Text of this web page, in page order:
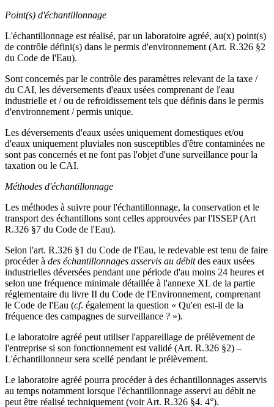
Point(s) d'échantillonnage
L'échantillonnage est réalisé, par un laboratoire agréé, au(x) point(s)
de contrôle défini(s) dans le permis d'environnement (Art. R.326 §2
du Code de l'Eau).
Sont concernés par le contrôle des paramètres relevant de la taxe /
du CAI, les déversements d'eaux usées comprenant de l'eau
industrielle et / ou de refroidissement tels que définis dans le permis
d'environnement / permis unique.
Les déversements d'eaux usées uniquement domestiques et/ou
d'eaux uniquement pluviales non susceptibles d'être contaminées ne
sont pas concernés et ne font pas l'objet d'une surveillance pour la
taxation ou le CAI.
Méthodes d'échantillonnage
Les méthodes à suivre pour l'échantillonnage, la conservation et le
transport des échantillons sont celles approuvées par l'ISSEP (Art
R.326 §7 du Code de l'Eau).
Selon l'art. R.326 §1 du Code de l'Eau, le redevable est tenu de faire
procéder à des échantillonnages asservis au débitdes eaux usées
industrielles déversées pendant une période d'au moins 24 heures et
selon une fréquence minimale détaillée à l'annexe XL de la partie
réglementaire du livre II du Code de l'Environnement, comprenant
le Code de l'Eau (cf. également la question « Qu'en est-il de la
fréquence des campagnes de surveillance ? »).
Le laboratoire agréé peut utiliser l'appareillage de prélèvement de
l'entreprise si son fonctionnement est validé (Art. R.326 §2) –
L'échantillonneur sera scellé pendant le prélèvement.
Le laboratoire agréé pourra procéder à des échantillonnages asservis
au temps notamment lorsque l'échantillonnage asservi au débit ne
peut être réalisé techniquement (voir Art. R.326 §4. 4°).